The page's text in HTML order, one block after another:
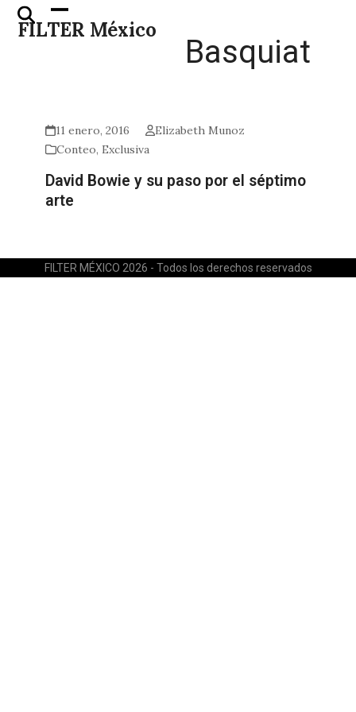
Skip
FILTER México
Open
mobile
Close
mobile
Basquiat
11 enero, 2016
Elizabeth Munoz
Conteo,Exclusiva
David Bowie y su paso por el séptimo
arte
FILTER MÉXICO 2026 - Todos los derechos reservados